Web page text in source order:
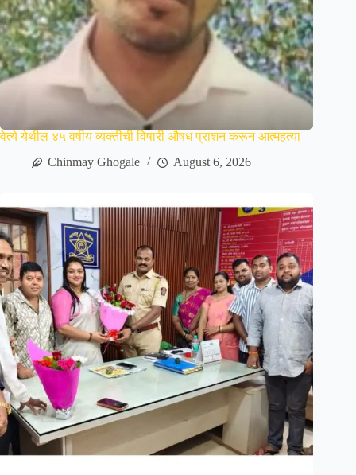
वेत्ये येथील ४५ वर्षीय व्यक्तीची विषारी औषध प्राशन करून आत्महत्या
Chinmay Ghogale
August 6, 2026